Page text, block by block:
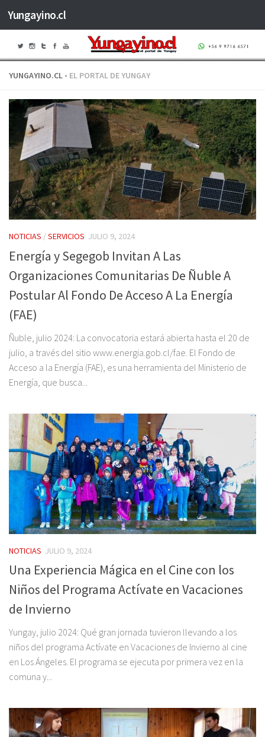
Saltar al contenido
Yungayino.cl
YUNGAYINO.CL • EL PORTAL DE YUNGAY
NOTICIAS /SERVICIOS JULIO 9, 2024
Energía y Segegob Invitan A Las
Organizaciones Comunitarias De Ñuble A
Postular Al Fondo De Acceso A La Energía
(FAE)
Ñuble, julio 2024: La convocatoria estará abierta hasta el 20 de
julio, a través del sitio www.energia.gob.cl/fae. El Fondo de
Acceso a la Energía (FAE), es una herramienta del Ministerio de
Energía, que busca...
NOTICIAS JULIO 9, 2024
Una Experiencia Mágica en el Cine con los
Niños del Programa Actívate en Vacaciones
de Invierno
Yungay, julio 2024: Qué gran jornada tuvieron llevando a los
niños del programa Actívate en Vacaciones de Invierno al cine
en Los Ángeles. El programa se ejecuta por primera vez en la
comuna y...